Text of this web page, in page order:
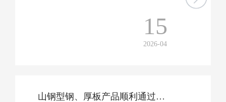
15
2026-04
山钢型钢、厚板产品顺利通过泰国TISI认证